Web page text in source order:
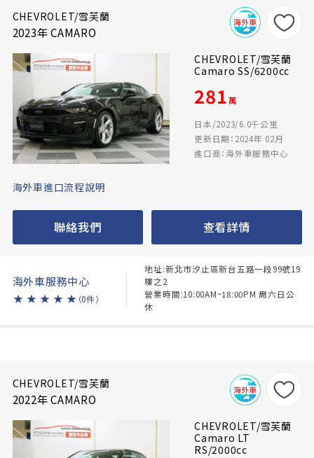
CHEVROLET/雪芙蘭
2023年 CAMARO
CHEVROLET/雪芙蘭
Camaro SS/6200cc
281萬
日本/2023/6.0千公里
更新日期：2024年 02月
進口商：海外車服務中心
海外車進口流程說明
聯絡我們 查看詳情
海外車服務中心
★ ★ ★ ★ ★ （0件）
地址:新北市汐止區新台五路一段99號19
樓之2
營業時間:10:00AM~18:00PM 周六日公
休
CHEVROLET/雪芙蘭
2022年 CAMARO
CHEVROLET/雪芙蘭
Camaro LT
RS/2000cc